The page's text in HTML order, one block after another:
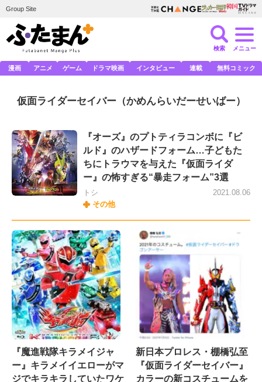
Group Site
検索 メニュー
漫画 アニメ ゲーム ドラマ映画 インタビュー 連載 無料コミック
仮面ライダーセイバー（かめんらいだーせいばー）
『オーズ』のプトティラコンボに『ビ
ルド』のハザードフォーム…子どもた
ちにトラウマを与えた『仮面ライダ
ー』の怖すぎる“暴走フォーム”3選
トシ
その他
2021.08.06
『魔進戦隊キラメイジャ
ー』キラメイイエローがマ
ジでキラキラしていたワケ
新日本プロレス・棚橋弘至
『仮面ライダーセイバー』
カラーの新コスチュームを